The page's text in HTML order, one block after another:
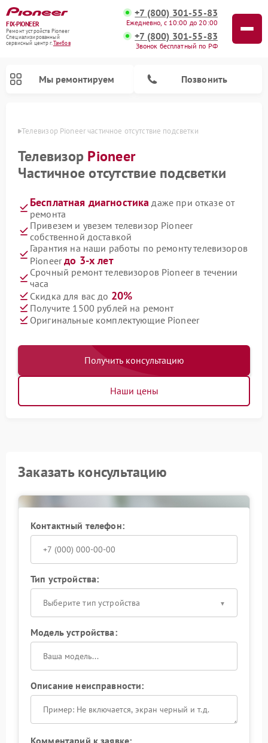
FIX-PIONEER
Ремонт устройств Pioneer
Специализированный
cервисный центр г.Тамбов
+7 (800) 301-55-83
Ежедневно, с 10:00 до 20:00
+7 (800) 301-55-83
Звонок бесплатный по РФ
Мы ремонтируем Позвонить
Телевизор Pioneer частичное отсутствие подсветки
Телевизор Pioneer
Частичное отсутствие подсветки
Бесплатная диагностика даже при отказе от
ремонта
Привезем и увезем телевизор Pioneer
собственной доставкой
Гарантия на наши работы по ремонту телевизоров
Pioneerдо 3-х лет
Срочный ремонт телевизоров Pioneer в течении
часа
Скидка для вас до 20%
Получите 1500 рублей на ремонт
Оригинальные комплектующие Pioneer
Получить консультацию
Наши цены
Заказать консультацию
Контактный телефон:
Тип устройства:
Выберите тип устройства
Модель устройства:
Описание неисправности: